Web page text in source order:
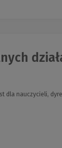
dla nauczycieli,